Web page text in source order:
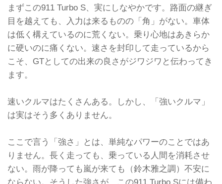
まずこの911 Turbo S、実にしなやかです。路面の継ぎ
目を越えても、入力は来るものの「角」がない。車体
は低く構えているのに荒くない。乗り心地はあきらか
に硬いのに痛くない。速さを封印して走っているから
こそ、GTとしての出来の良さがジワジワと伝わってき
ます。
速いクルマはたくさんある。しかし、「強いクルマ」
は実はそう多くありません。
ここで言う「強さ」とは、単純なパワーのことではあ
りません。長く走っても、乗っている人間を消耗させ
ない。雨が降っても嵐が来ても（鈴木雅之調）不安に